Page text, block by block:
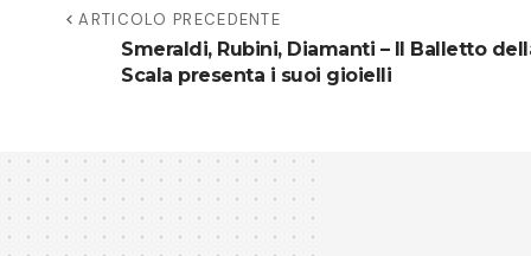
ARTICOLO PRECEDENTE
Smeraldi, Rubini, Diamanti – Il Balletto
Scala presenta i suoi gioielli